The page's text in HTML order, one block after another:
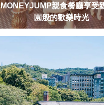
MONEYJUMP親食餐廳享受
園般的歡樂時光